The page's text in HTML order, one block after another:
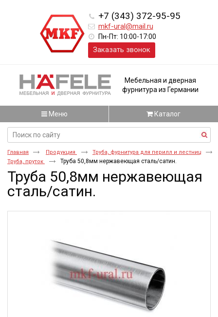
+7 (343) 372-95-95
mkf-ural@mail.ru
Пн-Пт: 10:00-17:00
Заказать звонок
Мебельная и дверная
фурнитура из Германии
Меню Каталог
Главная Продукция
Труба, фурнитура для перилл и лестниц
Труба, пруток
Труба 50,8мм нержавеющая сталь/сатин.
Труба 50,8мм нержавеющая
сталь/сатин.